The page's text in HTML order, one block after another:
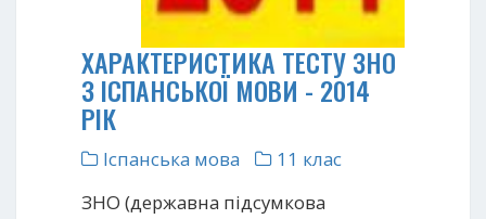
ХАРАКТЕРИСТИКА ТЕСТУ ЗНО
З ІСПАНСЬКОЇ МОВИ - 2014
РІК
Іспанська мова
11 клас
ЗНО (державна підсумкова